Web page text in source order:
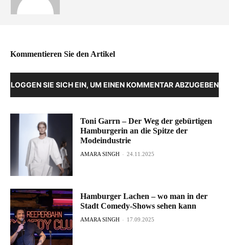
Kommentieren Sie den Artikel
LOGGEN SIE SICH EIN, UM EINEN KOMMENTAR ABZUGEBEN
Toni Garrn – Der Weg der gebürtigen
Hamburgerin an die Spitze der
Modeindustrie
AMARA SINGH - 24.11.2025
Hamburger Lachen – wo man in der
Stadt Comedy-Shows sehen kann
AMARA SINGH - 17.09.2025